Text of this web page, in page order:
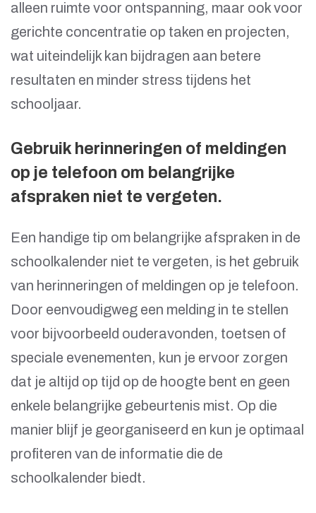
alleen ruimte voor ontspanning, maar ook voor
gerichte concentratie op taken en projecten,
wat uiteindelijk kan bijdragen aan betere
resultaten en minder stress tijdens het
schooljaar.
Gebruik herinneringen of meldingen
op je telefoon om belangrijke
afspraken niet te vergeten.
Een handige tip om belangrijke afspraken in de
schoolkalender niet te vergeten, is het gebruik
van herinneringen of meldingen op je telefoon.
Door eenvoudigweg een melding in te stellen
voor bijvoorbeeld ouderavonden, toetsen of
speciale evenementen, kun je ervoor zorgen
dat je altijd op tijd op de hoogte bent en geen
enkele belangrijke gebeurtenis mist. Op die
manier blijf je georganiseerd en kun je optimaal
profiteren van de informatie die de
schoolkalender biedt.